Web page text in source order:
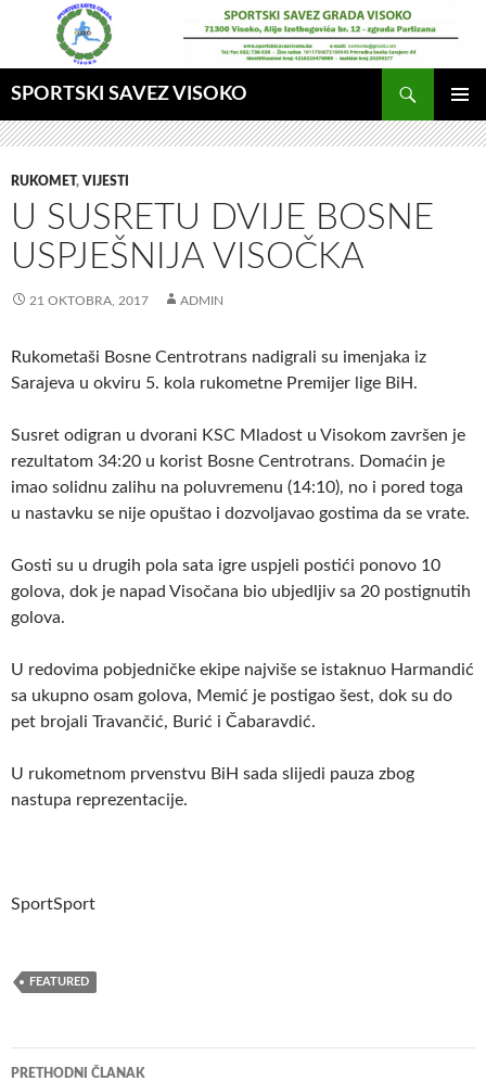
SPORTSKI SAVEZ VISOKO
GLAVNI
MENI
RUKOMET, VIJESTI
U SUSRETU DVIJE BOSNE
USPJEŠNIJA VISOČKA
21 OKTOBRA, 2017 ADMIN
Rukometaši Bosne Centrotrans nadigrali su imenjaka iz
Sarajeva u okviru 5. kola rukometne Premijer lige BiH.
Susret odigran u dvorani KSC Mladost u Visokom završen je
rezultatom 34:20 u korist Bosne Centrotrans. Domaćin je
imao solidnu zalihu na poluvremenu (14:10), no i pored toga
u nastavku se nije opuštao i dozvoljavao gostima da se vrate.
Gosti su u drugih pola sata igre uspjeli postići ponovo 10
golova, dok je napad Visočana bio ubjedljiv sa 20 postignutih
golova.
U redovima pobjedničke ekipe najviše se istaknuo Harmandić
sa ukupno osam golova, Memić je postigao šest, dok su do
pet brojali Travančić, Burić i Čabaravdić.
U rukometnom prvenstvu BiH sada slijedi pauza zbog
nastupa reprezentacije.
SportSport
FEATURED
Navigacija
PRETHODNI ČLANAK